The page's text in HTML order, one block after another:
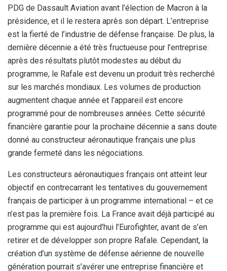
PDG de Dassault Aviation avant l’élection de Macron à la
présidence, et il le restera après son départ. L’entreprise
est la fierté de l’industrie de défense française. De plus, la
dernière décennie a été très fructueuse pour l’entreprise:
après des résultats plutôt modestes au début du
programme, le Rafale est devenu un produit très recherché
sur les marchés mondiaux. Les volumes de production
augmentent chaque année et l’appareil est encore
programmé pour de nombreuses années. Cette sécurité
financière garantie pour la prochaine décennie a sans doute
donné au constructeur aéronautique français une plus
grande fermeté dans les négociations.
Les constructeurs aéronautiques français ont atteint leur
objectif en contrecarrant les tentatives du gouvernement
français de participer à un programme international – et ce
n’est pas la première fois. La France avait déjà participé au
programme qui est aujourd’hui l’Eurofighter, avant de s’en
retirer et de développer son propre Rafale. Cependant, la
création d’un système de défense aérienne de nouvelle
génération pourrait s’avérer une entreprise financière et